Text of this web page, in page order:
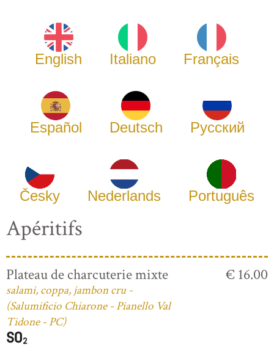
English Italiano Français
Español Deutsch Русский
Česky Nederlands Português
Apéritifs
Plateau de charcuterie mixte
salami, coppa, jambon cru -
(Salumificio Chiarone - Pianello Val
Tidone - PC)
€ 16.00